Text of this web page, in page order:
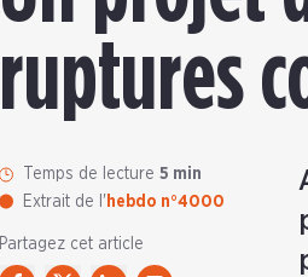
ruptures
Temps de lecture 5 min
Extrait de l' hebdo n°4000
Partagez cet article